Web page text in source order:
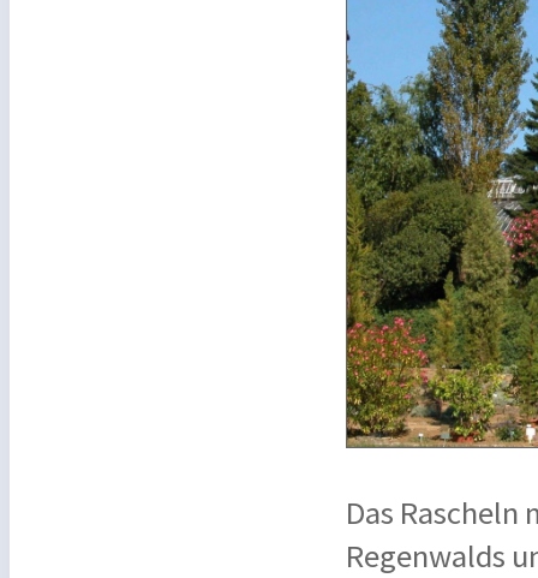
Das
Regenwalds